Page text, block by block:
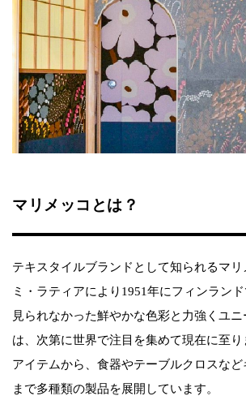
マリメッコとは？
テキスタイルブランドとして知られるマ
ミ・ラティアにより1951年にフィンラン
見られなかった鮮やかな色彩と力強くユ
は、次第に世界で注目を集めて現在に至
アイテムから、食器やテーブルクロスな
まで多種類の製品を展開しています。